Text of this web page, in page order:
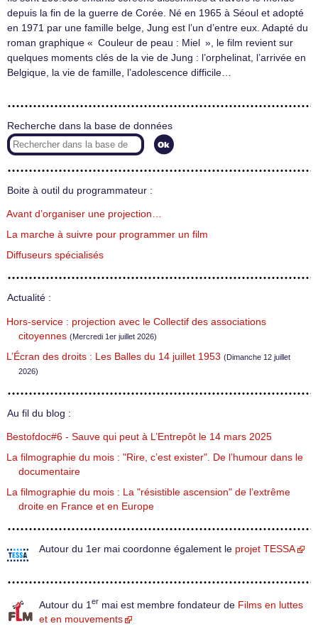
depuis la fin de la guerre de Corée. Né en 1965 à Séoul et adopté
en 1971 par une famille belge, Jung est l’un d’entre eux. Adapté du
roman graphique « Couleur de peau : Miel », le film revient sur
quelques moments clés de la vie de Jung : l’orphelinat, l’arrivée en
Belgique, la vie de famille, l’adolescence difficile…
Recherche dans la base de données
Boite à outil du programmateur :
Avant d’organiser une projection…
La marche à suivre pour programmer un film
Diffuseurs spécialisés
Actualité :
Hors-service : projection avec le Collectif des associations
citoyennes (Mercredi 1er juillet 2026)
L’Écran des droits : Les Balles du 14 juillet 1953 (Dimanche 12 juillet
2026)
Au fil du blog :
Bestofdoc#6 - Sauve qui peut à L’Entrepôt le 14 mars 2025
La filmographie du mois : "Rire, c’est exister". De l’humour dans le
documentaire
La filmographie du mois : La "résistible ascension" de l’extrême
droite en France et en Europe
Autour du 1er mai coordonne également le projet TESSA
Autour du 1 er mai est membre fondateur de Films en luttes
et en mouvements